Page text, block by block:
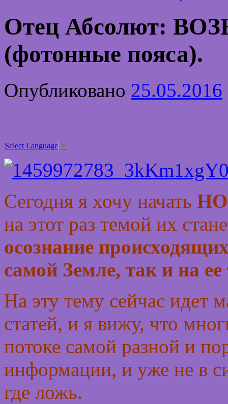
Отец Абсолют:
(фотонные пояса).
Опубликовано 25.05.2016
Select Language ▼
Сегодня я хочу начать
на этот раз темой их
осознание
самой Земле, так и на
На эту тему сейчас идет
статей, и я вижу, что
потоке самой разной и
информации, и уже не в
где ложь.